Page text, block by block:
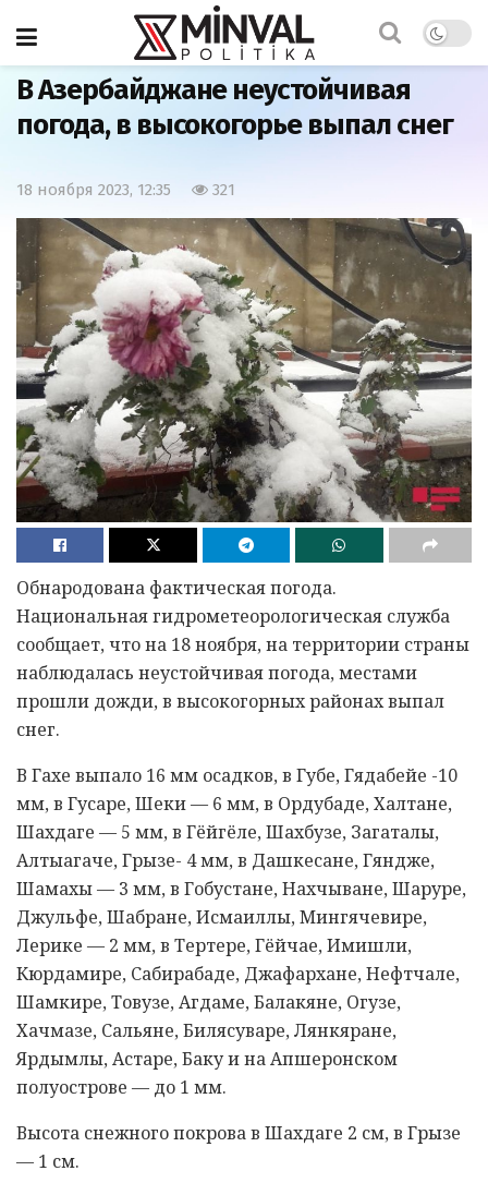
Главная Общество
В Азербайджане неустойчивая
погода, в высокогорье выпал снег
18 ноября 2023, 12:35 321
Обнародована фактическая погода.
Национальная гидрометеорологическая служба
сообщает, что на 18 ноября, на территории страны
наблюдалась неустойчивая погода, местами
прошли дожди, в высокогорных районах выпал
снег.
В Гахе выпало 16 мм осадков, в Губе, Гядабейе -10
мм, в Гусаре, Шеки — 6 мм, в Ордубаде, Халтане,
Шахдаге — 5 мм, в Гёйгёле, Шахбузе, Загаталы,
Алтыагаче, Грызе- 4 мм, в Дашкесане, Гяндже,
Шамахы — 3 мм, в Гобустане, Нахчыване, Шаруре,
Джульфе, Шабране, Исмаиллы, Мингячевире,
Лерике — 2 мм, в Тертере, Гёйчае, Имишли,
Кюрдамире, Сабирабаде, Джафархане, Нефтчале,
Шамкире, Товузе, Агдаме, Балакяне, Огузе,
Хачмазе, Сальяне, Билясуваре, Лянкяране,
Ярдымлы, Астаре, Баку и на Апшеронском
полуострове — до 1 мм.
Высота снежного покрова в Шахдаге 2 см, в Грызе
— 1 см.